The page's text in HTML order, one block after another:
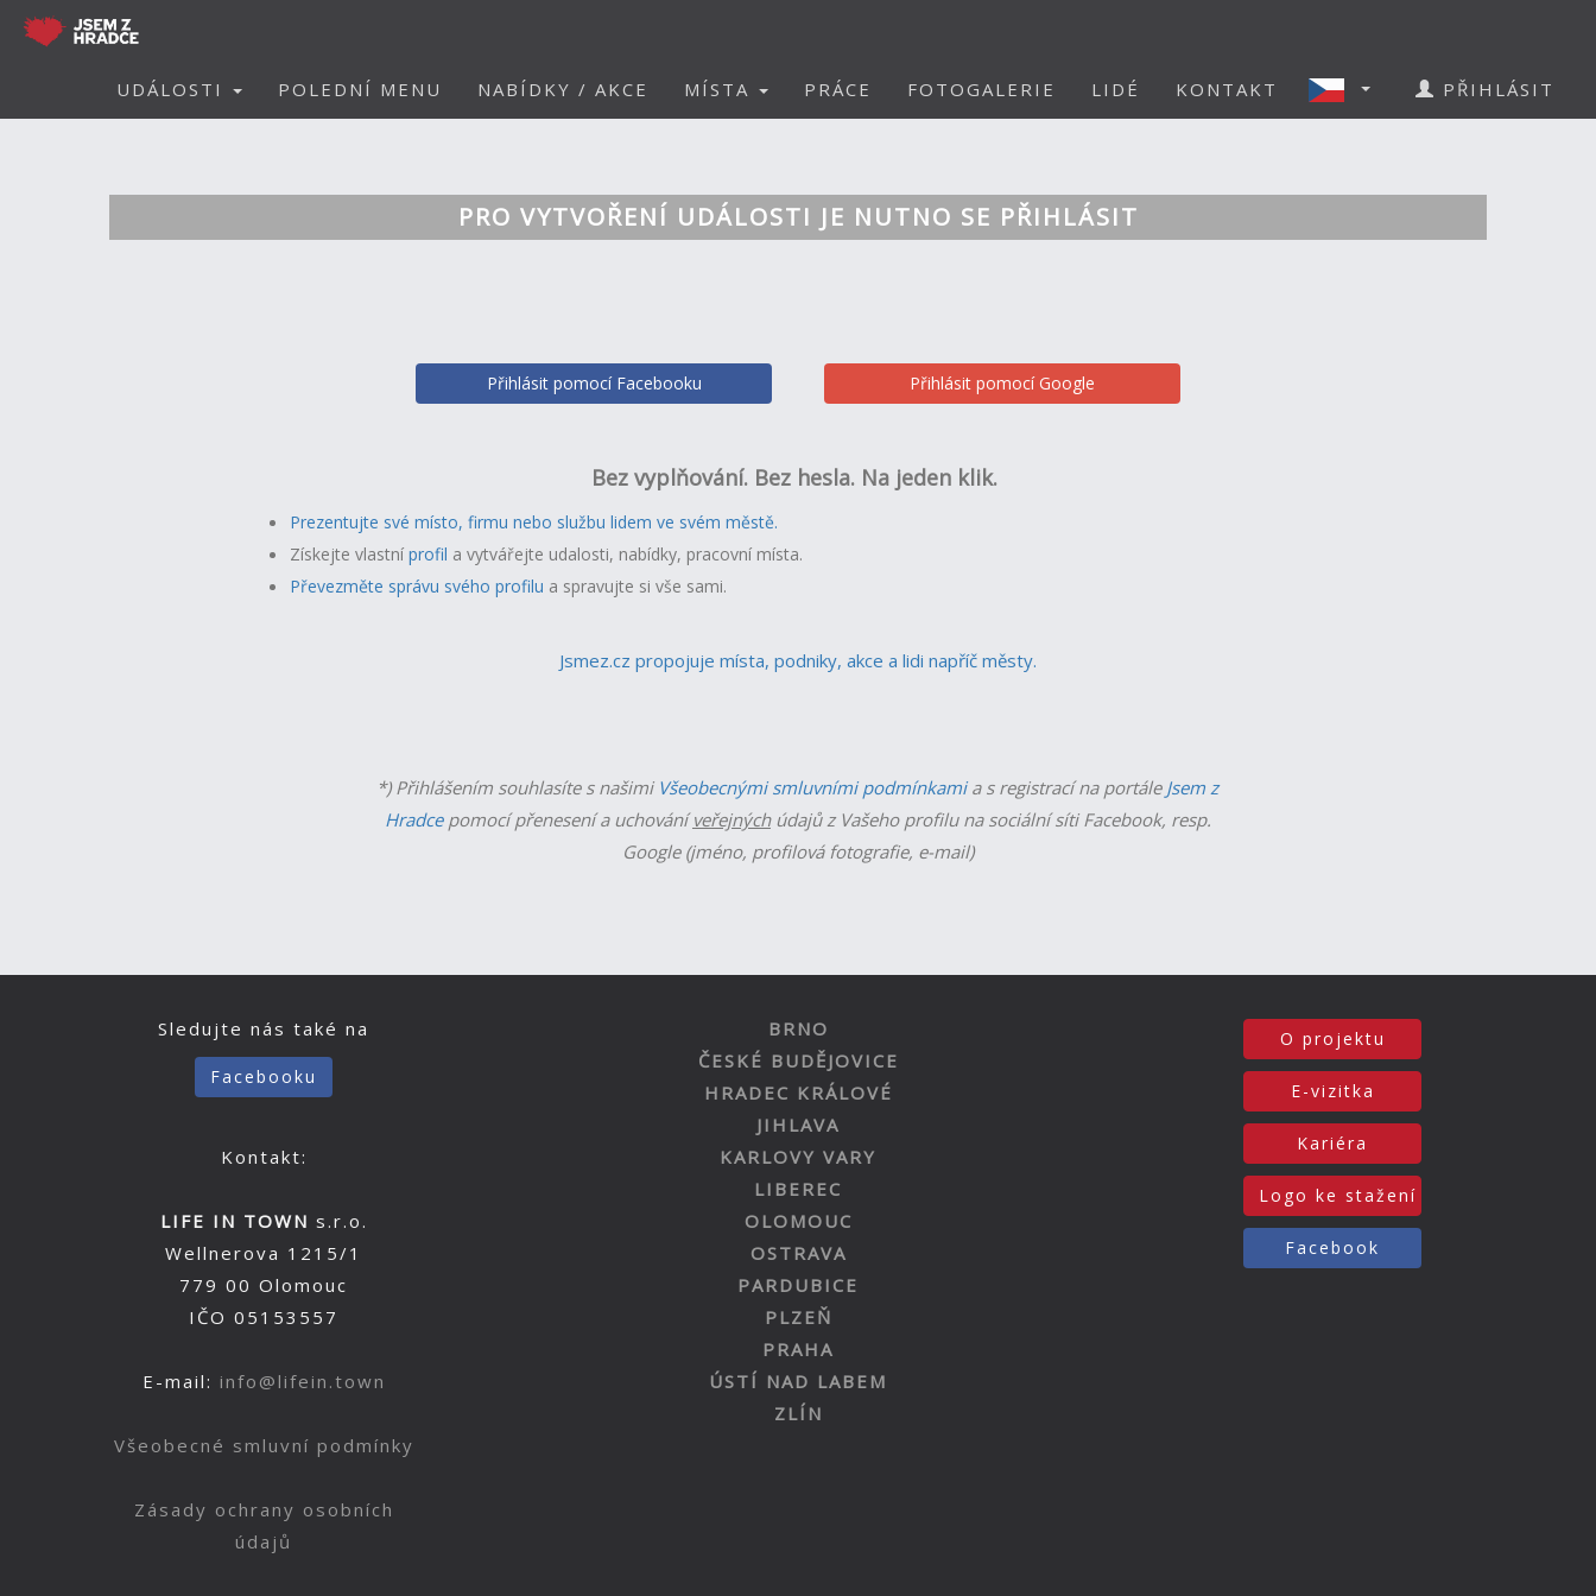
UDÁLOSTI POLEDNÍ MENU NABÍDKY / AKCE MÍSTA PRÁCE FOTOGALERIE LIDÉ KONTAKT PŘIHLÁSIT
PRO VYTVOŘENÍ UDÁLOSTI JE NUTNO SE PŘIHLÁSIT
Přihlásit pomocí Facebooku Přihlásit pomocí Google
Bez vyplňování. Bez hesla. Na jeden klik.
Prezentujte své místo, firmu nebo službu lidem ve svém městě.
Získejte vlastní profil a vytvářejte udalosti, nabídky, pracovní místa.
Převezměte správu svého profilu a spravujte si vše sami.
Jsmez.cz propojuje místa, podniky, akce a lidi napříč městy.
*) Přihlášením souhlasíte s našimi Všeobecnými smluvními podmínkamia s registrací na portále Jsem z
Hradcepomocí přenesení a uchováníveřejnýchúdajů z Vašeho profilu na sociální síti Facebook, resp.
Google (jméno, profilová fotografie, e-mail)
Sledujte nás také na
Facebooku
Kontakt:
LIFE IN TOWN s.r.o.
Wellnerova 1215/1
779 00 Olomouc
IČO 05153557
E-mail: info@lifein.town
Všeobecné smluvní podmínky
Zásady ochrany osobních
údajů
BRNO
ČESKÉ BUDĚJOVICE
HRADEC KRÁLOVÉ
JIHLAVA
KARLOVY VARY
LIBEREC
OLOMOUC
OSTRAVA
PARDUBICE
PLZEŇ
PRAHA
ÚSTÍ NAD LABEM
ZLÍN
O projektu
E-vizitka
Kariéra
Logo ke stažení
Facebook